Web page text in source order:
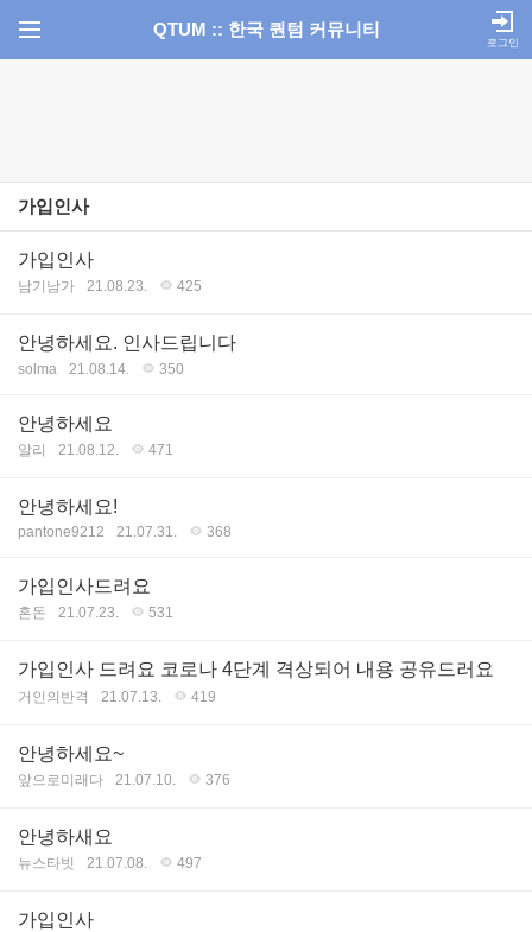
QTUM :: 한국 퀀텀 커뮤니티
로그인
가입인사
가입인사
남기남가 21.08.23. 425
안녕하세요. 인사드립니다
solma 21.08.14. 350
안녕하세요
알리 21.08.12. 471
안녕하세요!
pantone9212 21.07.31. 368
가입인사드려요
혼돈 21.07.23. 531
가입인사 드려요 코로나 4단계 격상되어 내용 공유드러요
거인의반격 21.07.13. 419
안녕하세요~
앞으로미래다 21.07.10. 376
안녕하새요
뉴스타빗 21.07.08. 497
가입인사